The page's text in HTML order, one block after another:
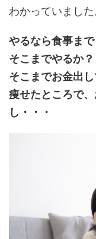
わかっていました
やるなら食事ま
そこまでやるか？
そこまでお金出
痩せたところで
し・・・